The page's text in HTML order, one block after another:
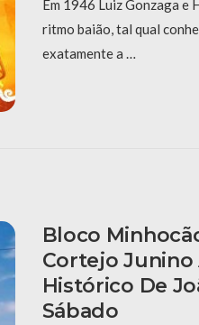
Em 1946 Luiz Gonzaga e
ritmo baião, tal qual
exatamente a …
Bloco
Cortejo Junino
Histórico De
Sábado